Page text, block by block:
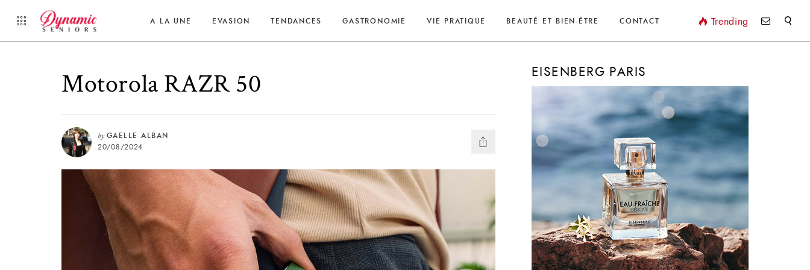
A LA UNE EVASION TENDANCES GASTRONOMIE VIE PRATIQUE BEAUTÉ ET BIEN-ÊTRE CONTACT Trending
Motorola RAZR 50
by GAELLE ALBAN
20/08/2024
EISENBERG PARIS